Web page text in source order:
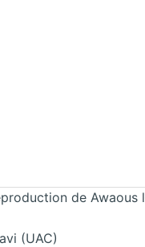
de Awaous
(UAC)